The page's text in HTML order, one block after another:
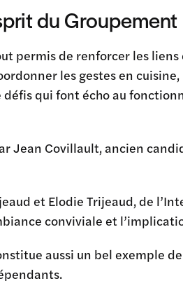
du Groupement
permis de renforcer les
les gestes en
qui font écho au
Jean Covillault, ancien
et Elodie Trijeaud, de
conviviale et
aussi un bel exemple